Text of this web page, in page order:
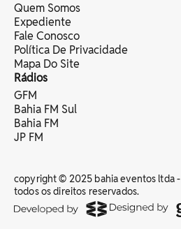
Quem Somos
Expediente
Fale Conosco
Política De Privacidade
Mapa Do Site
Rádios
GFM
Bahia FM Sul
Bahia FM
JP FM
copyright © 2025 bahia eventos ltda -
todos os direitos reservados.